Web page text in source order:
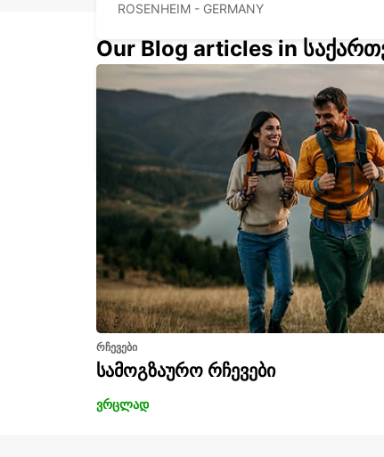
ROSENHEIM - GERMANY
LINZ AIRPORT -IKC-
LINZ-HOERSCHING - AUSTRIA
Our Blog articles in
რჩევები
სამოგზაურო რჩევები
ვრცლად